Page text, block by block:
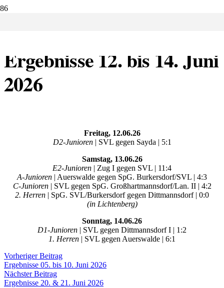
Ergebnisse 12. bis 14. Juni
2026
Freitag, 12.06.26
D2-Junioren | SVL gegen Sayda | 5:1
Samstag, 13.06.26
E2-Junioren | Zug I gegen SVL | 11:4
A-Junioren | Auerswalde gegen SpG. Burkersdorf/SVL | 4:3
C-Junioren| SVL gegen SpG. Großhartmannsdorf/Lan. II | 4:2
2. Herren | SpG. SVL/Burkersdorf gegen Dittmannsdorf | 0:0
(in Lichtenberg)
Sonntag, 14.06.26
D1-Junioren | SVL gegen Dittmannsdorf I | 1:2
1. Herren | SVL gegen Auerswalde | 6:1
Vorheriger Beitrag
Ergebnisse 05. bis 10. Juni 2026
Nächster Beitrag
Ergebnisse 20. & 21. Juni 2026